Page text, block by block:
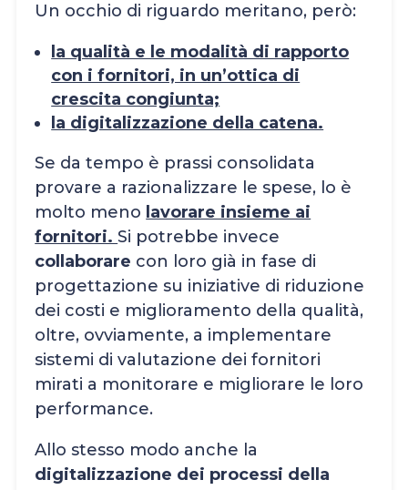
Un occhio di riguardo meritano, però:
la qualità e le modalità di rapporto
con i fornitori, in un’ottica di
crescita congiunta;
la digitalizzazione della catena.
Se da tempo è prassi consolidata
provare a razionalizzare le spese, lo è
molto meno lavorare insieme ai
fornitori.Si potrebbe invece
collaborare con loro già in fase di
progettazione su iniziative di riduzione
dei costi e miglioramento della qualità,
oltre, ovviamente, a implementare
sistemi di valutazione dei fornitori
mirati a monitorare e migliorare le loro
performance.
Allo stesso modo anche la
digitalizzazione dei processi della